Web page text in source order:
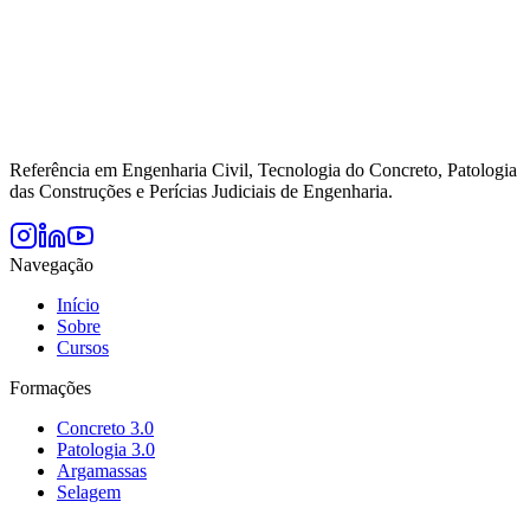
Referência em Engenharia Civil, Tecnologia do Concreto, Patologia
das Construções e Perícias Judiciais de Engenharia.
Navegação
Início
Sobre
Cursos
Formações
Concreto 3.0
Patologia 3.0
Argamassas
Selagem